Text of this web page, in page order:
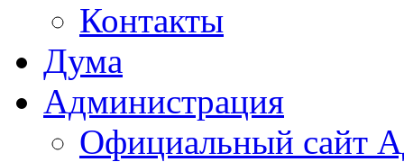
Контакты
Дума
Администрация
Официальный сайт